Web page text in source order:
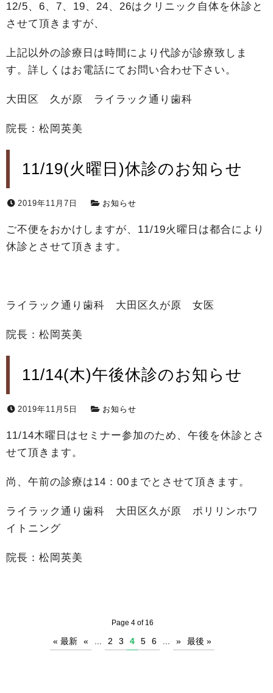
12/5、6、7、19、24、26はクリニック自体を休診と
させて頂きますが、
上記以外の診療日は時間により代診が診療致しま
す。詳しくはお電話にてお問い合わせ下さい。
大田区 久が原 ライラック通り歯科
院長：松岡英美
11/19(火曜日)休診のお知らせ
2019年11月7日 お知らせ
ご不便をおかけしますが、11/19火曜日は都合により
休診とさせて頂きます。
ライラック通り歯科 大田区久が原 女医
院長：松岡英美
11/14(木)午後休診のお知らせ
2019年11月5日 お知らせ
11/14木曜日はセミナー参加のため、午後を休診とさ
せて頂きます。
尚、午前の診療は14：00までとさせて頂きます。
ライラック通り歯科 大田区久が原 ポリリンホワ
イトニング
院長：松岡英美
Page 4 of 16
« 最新 « 2 3 4 5 6 » 最後 »